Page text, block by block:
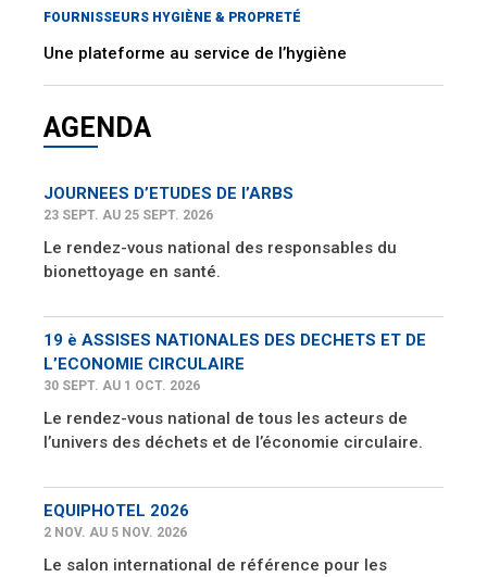
FOURNISSEURS HYGIÈNE & PROPRETÉ
Une plateforme au service de l’hygiène
AGENDA
JOURNEES D’ETUDES DE l’ARBS
23 SEPT. AU 25 SEPT. 2026
Le rendez-vous national des responsables du
bionettoyage en santé.
19 è ASSISES NATIONALES DES DECHETS ET DE
L’ECONOMIE CIRCULAIRE
30 SEPT. AU 1 OCT. 2026
Le rendez-vous national de tous les acteurs de
l’univers des déchets et de l’économie circulaire.
EQUIPHOTEL 2026
2 NOV. AU 5 NOV. 2026
Le salon international de référence pour les